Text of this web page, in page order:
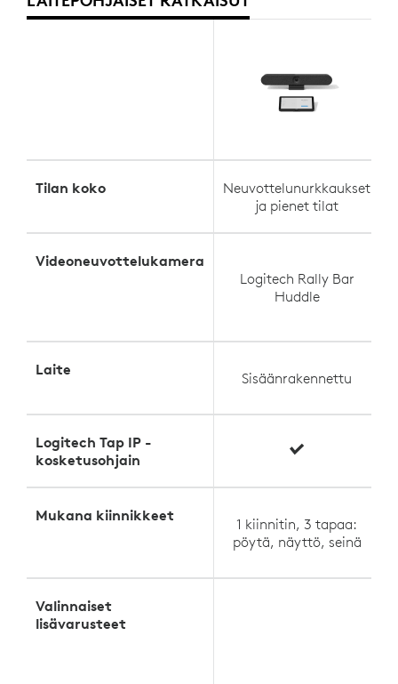
Tilan koko
Neuvottelunurkkaukset
ja pienet tilat
Videoneuvottelukamera
Logitech Rally Bar
Huddle
Laite Sisäänrakennettu
Logitech Tap IP -
kosketusohjain
Mukana kiinnikkeet
1 kiinnitin, 3 tapaa:
pöytä, näyttö, seinä
Valinnaiset
lisävarusteet